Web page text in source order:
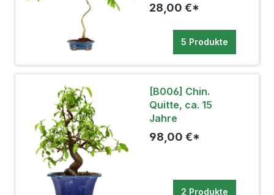
28,00 €*
5 Produkte
[B006] Chin.
Quitte, ca. 15
Jahre
98,00 €*
2 Produkte